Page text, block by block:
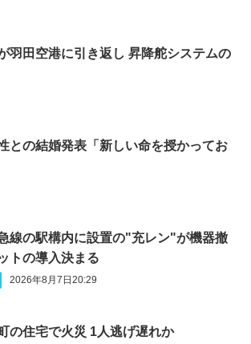
羽田空港に引き返し 昇降舵システムの
との結婚発表「新しい命を授かってお
線の駅構内に設置の"充レン"が機器撤
トの導入決まる
2026年8月7日20:29
の住宅で火災 1人逃げ遅れか